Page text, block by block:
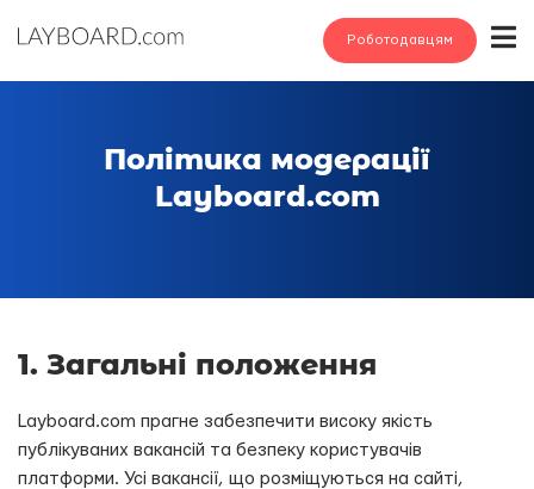
Роботодавцям
Політика модерації
Layboard.com
1. Загальні положення
Layboard.com прагне забезпечити високу якість
публікуваних вакансій та безпеку користувачів
платформи. Усі вакансії, що розміщуються на сайті,